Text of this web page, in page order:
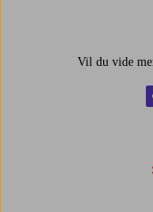
Vil du vide